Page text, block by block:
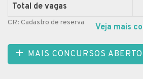
Total de vagas
CR: Cadastro de reserva Veja mais
MAIS CONCURSOS